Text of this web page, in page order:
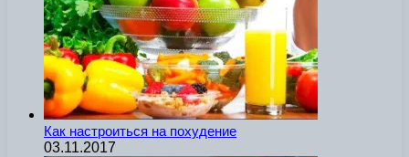
Как настроиться на похудение
03.11.2017